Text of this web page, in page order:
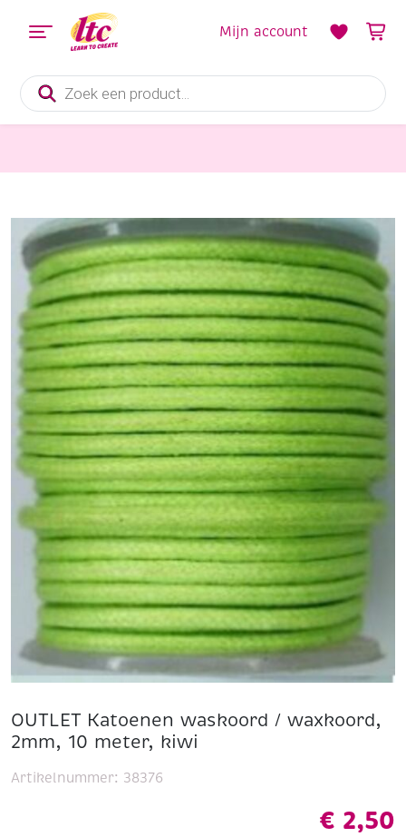
Producten
zoeken
Mijn account
OUTLET Katoenen waskoord / waxkoord,
2mm, 10 meter, kiwi
€ 2,50
Artikelnummer: 38376